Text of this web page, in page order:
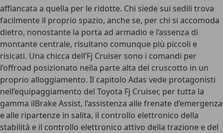
affiancata a quella per le ridotte. Chi siede sui sedili trova
facilmente il proprio spazio, anche se, per chi si accomoda
dietro, nonostante la porta ad armadio e l’assenza di
montante centrale, risultano comunque più piccoli e
risicati. Una chicca dell’Fj Cruiser sono i comandi per
l’offroad posizionato nella parte alta del cruscotto in un
proprio alloggiamento. Il capitolo Adas vede protagonisti
nell’equipaggiamento del Toyota Fj Cruiser, per tutta la
gamma ilBrake Assist, l’assistenza alle frenate d’emergenza
e alle ripartenze in salita, il controllo elettronico della
stabilità e il controllo elettronico attivo della trazione e del